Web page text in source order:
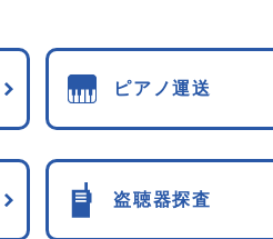
ピアノ運送
盗聴器探査